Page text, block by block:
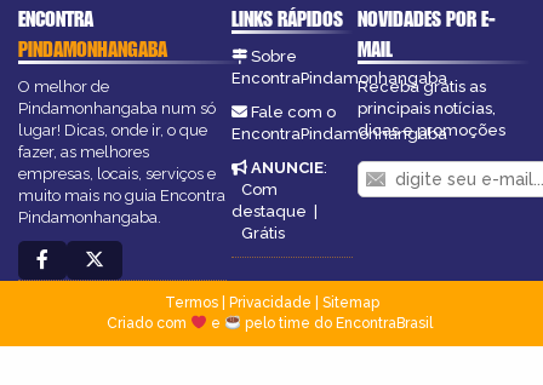
ENCONTRA
PINDAMONHANGABA
O melhor de
Pindamonhangaba num só
lugar! Dicas, onde ir, o que
fazer, as melhores
empresas, locais, serviços e
muito mais no guia Encontra
Pindamonhangaba.
LINKS RÁPIDOS
Sobre
EncontraPindamonhangaba
Fale com o
EncontraPindamonhangaba
ANUNCIE:
Com
destaque |
Grátis
NOVIDADES POR E-
MAIL
Receba grátis as
principais notícias,
dicas e promoções
Termos| Privacidade
Sitemap
Criado com
e pelo time do EncontraBrasil